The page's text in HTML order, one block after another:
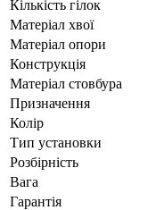
Кількість гілок
Матеріал хвої
Матеріал опори
Конструкція
Матеріал стовбура
Призначення
Колір
Тип установки
Розбірність
Вага
Гарантія